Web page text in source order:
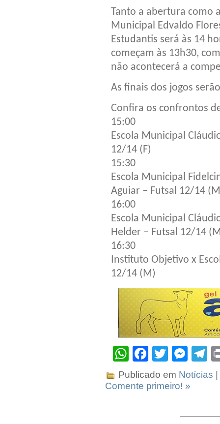
Tanto a abertura como
Municipal Edvaldo
Estudantis será às 14
começam às 13h30,
não acontecerá a
As finais dos jogos
Confira os confrontos
15:00
Escola Municipal
12/14 (F)
15:30
Escola Municipal
Aguiar – Futsal 12/14
16:00
Escola Municipal
Helder – Futsal 12/14
16:30
Instituto Objetivo x
12/14 (M)
WhatsApp
Facebook
Twitter
Publicado em Notícias
Comente primeiro! »